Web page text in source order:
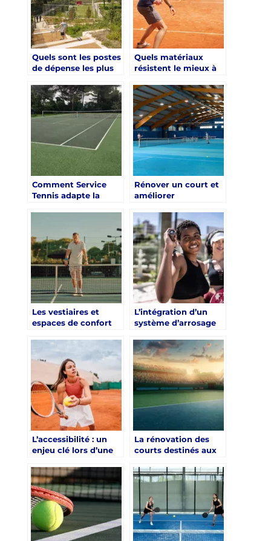
Quels sont les postes
de dépense les plus
rénovation de court
de tennis à Saint-
Tropez ?
Quels matériaux
résistent le mieux à
rénovation court de
tennis à Saint-Tropez
?
Comment Service
Tennis adapte la
fréquentation prévue
à Saint-Tropez ?
Rénover un court et
améliorer
tous les joueurs
Les vestiaires et
espaces de confort
court de tennis Saint-
L’intégration d’un
système d’arrosage
d’un court de tennis
à Saint-Tropez
L’accessibilité : un
enjeu clé lors d’une
à Saint-Tropez
La rénovation des
courts destinés aux
amateurs à Saint-
Tropez